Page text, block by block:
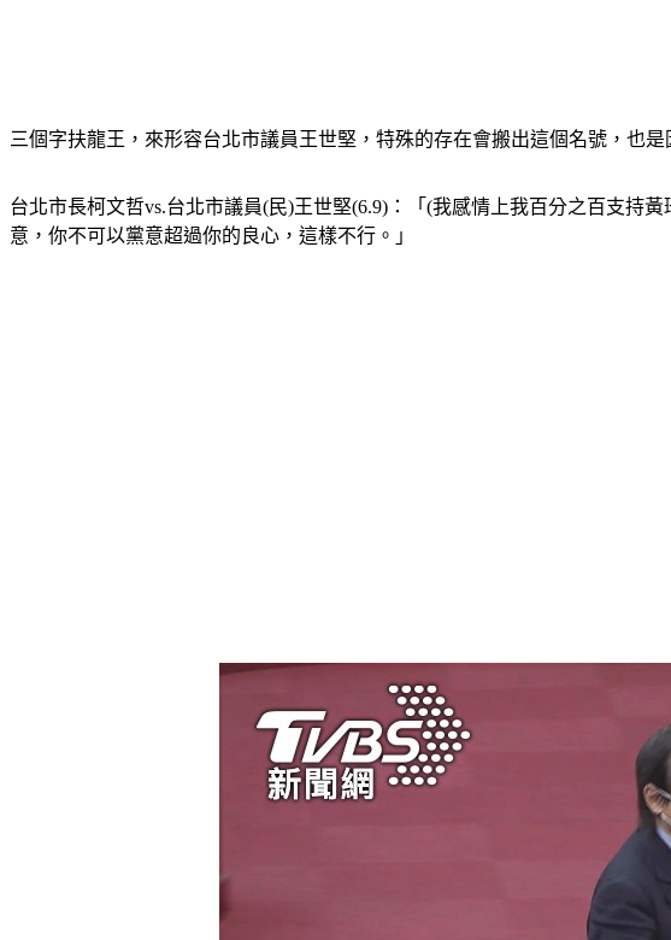
三個字扶龍王，來形容台北市議員王世堅，特殊的存在會搬出這個名號，也是
台北市長柯文哲vs.台北市議員(民)王世堅(6.9)：「(我感情上我百分之百支持
意，你不可以黨意超過你的良心，這樣不行。」